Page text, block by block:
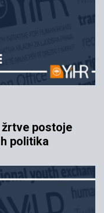
postoje
politika